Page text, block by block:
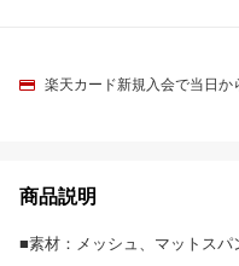
楽天カード新規入会で当日か
商品説明
■素材：メッシュ、マットスパ